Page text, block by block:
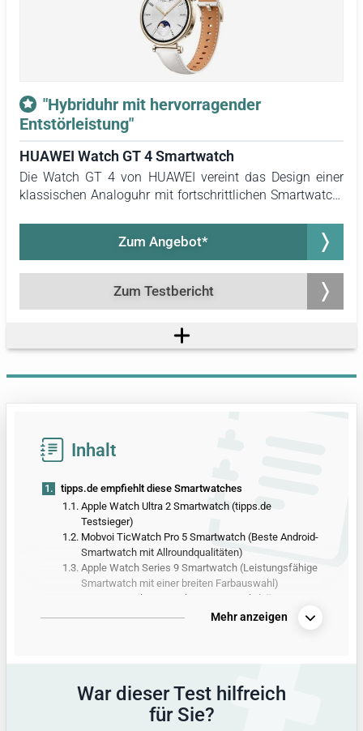
"Hybriduhr mit hervorragender
Entstörleistung"
HUAWEI Watch GT 4 Smartwatch
Die Watch GT 4 von HUAWEI vereint das Design einer
klassischen Analoguhr mit fortschrittlichen Smartwatch-
Entstörleistung. Sie bietet stabile GPS-Positionssignale,
selbst an Tagen mit gestörtem Erdmagnetfeld.
Zum Testbericht
Zum Angebot*
Inhalt
1.
tipps.de empfiehlt diese Smartwatches
1.1. Apple Watch Ultra 2 Smartwatch (tipps.de
Testsieger)
1.2. Mobvoi TicWatch Pro 5 Smartwatch (Beste Android-
Smartwatch mit Allroundqualitäten)
1.3. Apple Watch Series 9 Smartwatch (Leistungsfähige
Smartwatch mit einer breiten Farbauswahl)
Samsung Galaxy Watch6 Smartwatch (Für
Samsung-Fans: Smartwatch mit leicht zu
Vergleichstabelle mit allen Produktdetails
Mehr anzeigen
War dieser Test hilfreich
für Sie?